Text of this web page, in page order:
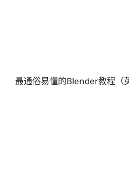
最通俗易懂的Blender教程（